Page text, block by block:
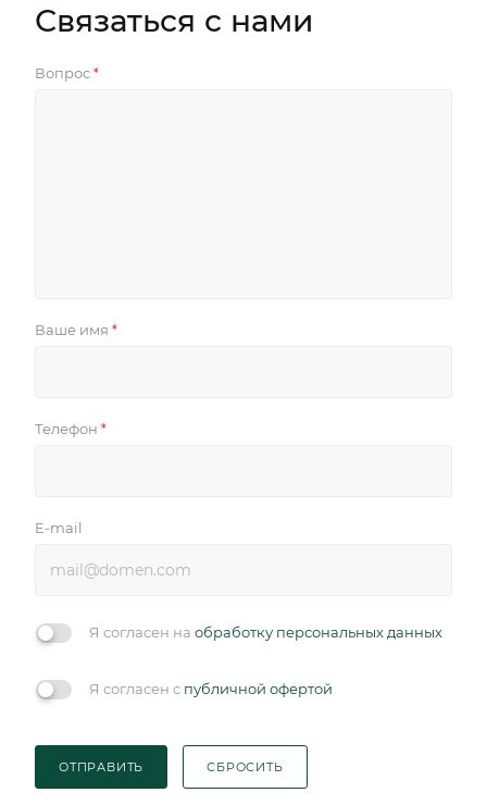
Связаться с нами
Вопрос *
Ваше имя *
Телефон *
E-mail
Я согласен на обработку персональных данных
Я согласен с публичной офертой
ОТПРАВИТЬ СБРОСИТЬ